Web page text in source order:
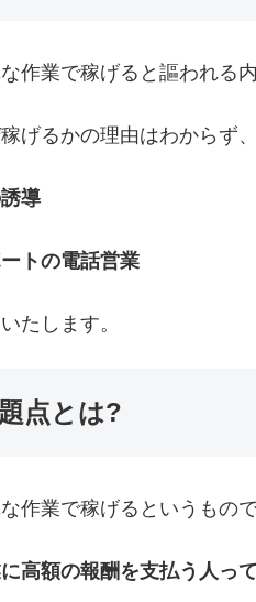
作業で稼げると謳われる内
げるかの理由はわからず
導
トの電話営業
たします。
点とは?
作業で稼げるというもの
高額の報酬を支払う人っ